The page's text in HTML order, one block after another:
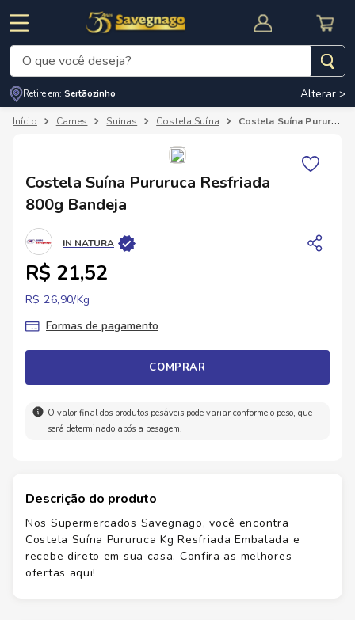
CUPOM DE DESCONTO
O que você deseja?
Retire em: Sertãozinho Alterar >
Carnes Suínas Costela Suína Costela Suína Pururuca Resfriada 800g Bandeja
Costela Suína Pururuca Resfriada
800g Bandeja
IN NATURA
R$ 21,52
R$ 26,90/Kg
Formas de pagamento
COMPRAR
O valor final dos produtos pesáveis pode variar conforme o peso, que
será determinado após a pesagem.
Descrição do produto
Nos Supermercados Savegnago, você encontra
Costela Suína Pururuca Kg Resfriada Embalada e
recebe direto em sua casa. Confira as melhores
ofertas aqui!
Termos mais buscados
3º
cerveja
carne
5º arroz